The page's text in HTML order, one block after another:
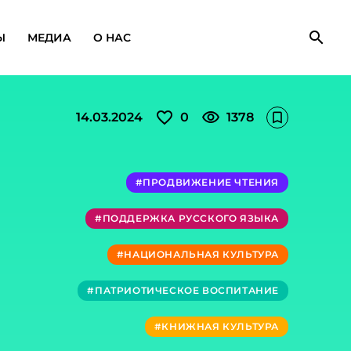
МЕДИА О НАС search
14.03.2024 favorite_outline 0 visibility 1378 bookmark_outline
#ПРОДВИЖЕНИЕ ЧТЕНИЯ
#ПОДДЕРЖКА РУССКОГО ЯЗЫКА
#НАЦИОНАЛЬНАЯ КУЛЬТУРА
#ПАТРИОТИЧЕСКОЕ ВОСПИТАНИЕ
#КНИЖНАЯ КУЛЬТУРА